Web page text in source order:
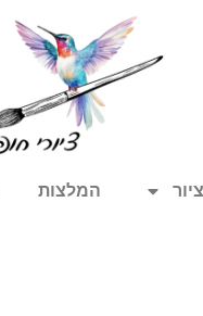
המלצות